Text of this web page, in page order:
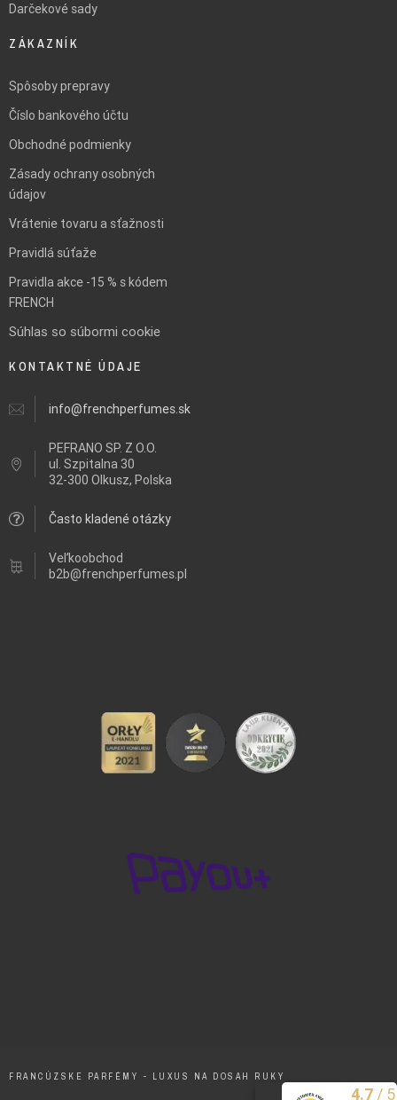
Darčekové sady
ZÁKAZNÍK
Spôsoby prepravy
Číslo bankového účtu
Obchodné podmienky
Zásady ochrany osobných
údajov
Vrátenie tovaru a sťažnosti
Pravidlá súťaže
Pravidla akce -15 % s kódem
FRENCH
Súhlas so súbormi cookie
KONTAKTNÉ ÚDAJE
info@frenchperfumes.sk
PEFRANO SP. Z O.O.
ul. Szpitalna 30
32-300 Olkusz, Polska
Často kladené otázky
Veľkoobchod
b2b@frenchperfumes.pl
FRANCÚZSKE PARFÉMY - LUXUS NA DOSAH RUKY
Excelentne
4.7 / 5